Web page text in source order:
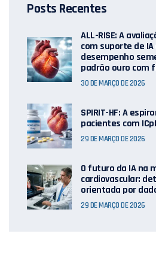
Posts Recentes
ALL-RISE: A
com suporte de
desempenho
padrão ouro com
30 DE MARÇO DE 2026
SPIRIT-HF: A
pacientes com
29 DE MARÇO DE 2026
O futuro da IA ​​na
cardiovascular:
orientada por
29 DE MARÇO DE 2026